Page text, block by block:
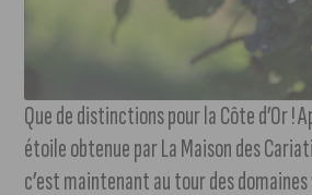
Que de distinctions pour la Côte d’Or !
étoile obtenue par La Maison des
c’est maintenant au tour des